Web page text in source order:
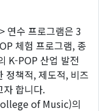
연수 프로그램은 3
체험 프로그램, 종
K-POP 산업 발전
정책적, 제도적, 비즈
합니다.
of Music)의